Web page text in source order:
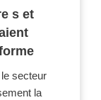
s et
secteur
la